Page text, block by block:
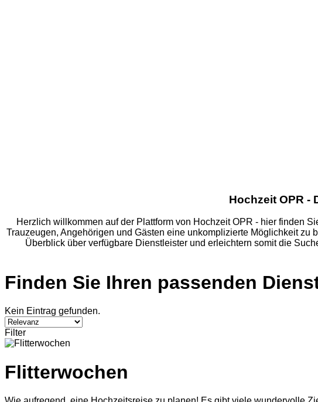
Hochzeit OPR -
Herzlich willkommen auf der Plattform von Hochzeit OPR - hier finden
Trauzeugen, Angehörigen und Gästen eine unkomplizierte Möglichkeit
Überblick über verfügbare Dienstleister und erleichtern somit die
Finden Sie Ihren passenden
Kein Eintrag gefunden.
Filter
Flitterwochen